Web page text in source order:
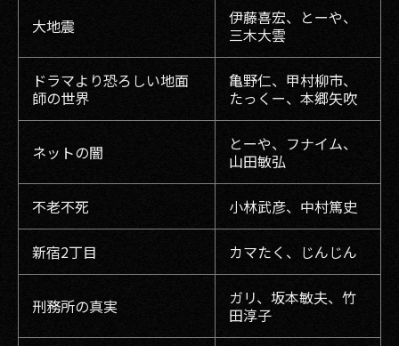
大地震
伊藤喜宏、とーや、
三木大雲
ドラマより恐ろしい地面
師の世界
亀野仁、甲村柳市、
たっくー、本郷矢吹
ネットの闇
とーや、フナイム、
山田敏弘
不老不死 小林武彦、中村篤史
新宿2丁目 カマたく、じんじん
刑務所の真実
ガリ、坂本敏夫、竹
田淳子